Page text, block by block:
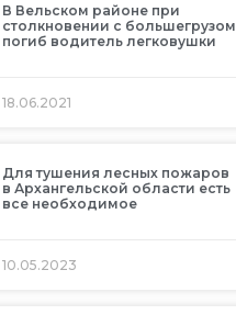
В Вельском районе при
столкновении с большегрузом
погиб водитель легковушки
18.06.2021
Для тушения лесных пожаров
в Архангельской области есть
все необходимое
10.05.2023